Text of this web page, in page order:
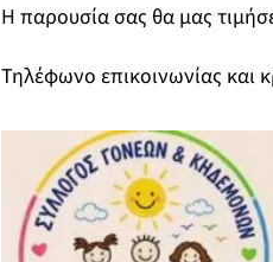
Η παρουσία σας θα μας
Τηλέφωνο επικοινωνίας και